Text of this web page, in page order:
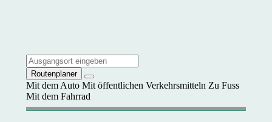
Routenplaner
Mit dem Auto Mit öffentlichen Verkehrsmitteln Zu Fuss
Mit dem Fahrrad